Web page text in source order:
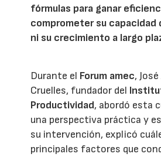
fórmulas para ganar
comprometer su capacidad
ni su crecimiento a largo
Durante el Forum amec,
Cruelles, fundador del
Productividad, abordó esta
una perspectiva práctica y
su intervención, explicó
principales factores que